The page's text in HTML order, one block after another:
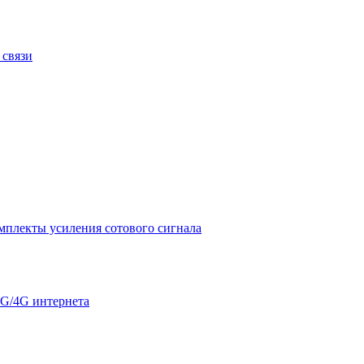
усиления сотового сигнала
4G интернета